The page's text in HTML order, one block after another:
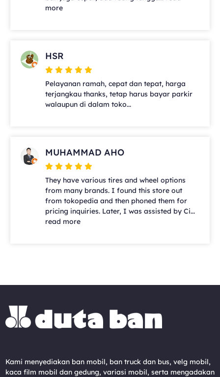
more
HSR
Pelayanan ramah, cepat dan tepat, harga
terjangkau thanks, tetap harus bayar parkir
walaupun di dalam toko...
MUHAMMAD AHO
They have various tires and wheel options
from many brands. I found this store out
from tokopedia and then phoned them for
pricing inquiries. Later, I was assisted by Ci...
read more
Kami menyediakan ban mobil, ban truck dan bus, velg mobil,
kaca film mobil dan gedung, variasi mobil, serta mengadakan